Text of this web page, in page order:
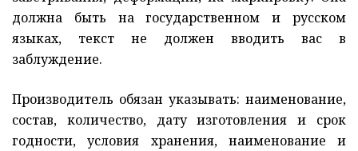
должна быть на государственном и русском
языках, текст не должен вводить вас в
заблуждение.
Производитель обязан указывать: наименование,
состав, количество, дату изготовления и срок
годности, условия хранения, наименование и